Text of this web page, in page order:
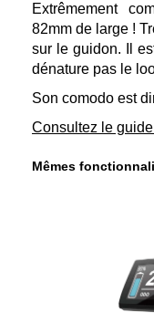
Extrêmement
82mm de large !
sur le guidon. Il
dénature pas le
Son comodo est
Consultez le
Mêmes